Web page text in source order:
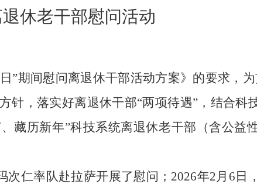
休老干部慰问活动
”期间慰问离退休干部活动方案》的要求，
针，落实好离退休干部“两项待遇”，结合科
藏历新年”科技系统离退休老干部（含公益
次仁率队赴拉萨开展了慰问； 2026年2 月 6 日，